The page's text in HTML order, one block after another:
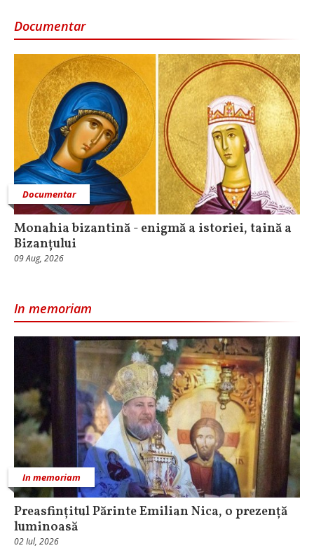
Documentar
Documentar
Monahia bizantină - enigmă a istoriei, taină a
Bizanțului
09 Aug, 2026
In memoriam
In memoriam
Preasfințitul Părinte Emilian Nica, o prezență
luminoasă
02 Iul, 2026